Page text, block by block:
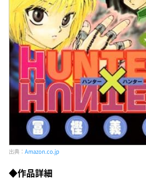
出典： Amazon.co.jp
◆作品詳細